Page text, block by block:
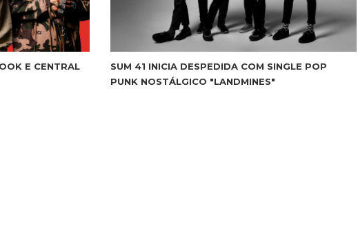
E CENTRAL
SUM 41 INICIA DESPEDIDA COM SINGLE POP
PUNK NOSTÁLGICO "LANDMINES"